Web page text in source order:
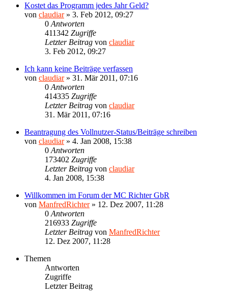
Kostet das Programm jedes Jahr Geld?
von claudiar» 3. Feb 2012, 09:27
0 Antworten
411342 Zugriffe
Letzter Beitrag von claudiar
3. Feb 2012, 09:27
Ich kann keine Beiträge verfassen
von claudiar» 31. Mär 2011, 07:16
0 Antworten
414335 Zugriffe
Letzter Beitrag von claudiar
31. Mär 2011, 07:16
Beantragung des Vollnutzer-Status/Beiträge schreiben
von claudiar» 4. Jan 2008, 15:38
0 Antworten
173402 Zugriffe
Letzter Beitrag von claudiar
4. Jan 2008, 15:38
Willkommen im Forum der MC Richter GbR
von ManfredRichter» 12. Dez 2007, 11:28
0 Antworten
216933 Zugriffe
Letzter Beitrag von ManfredRichter
12. Dez 2007, 11:28
Themen
Antworten
Zugriffe
Letzter Beitrag